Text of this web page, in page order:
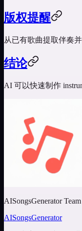
版权提醒
从已有歌曲提取伴奏
结论
AI 可以快速制作
AISongsGenerator Team
AISongsGenerator